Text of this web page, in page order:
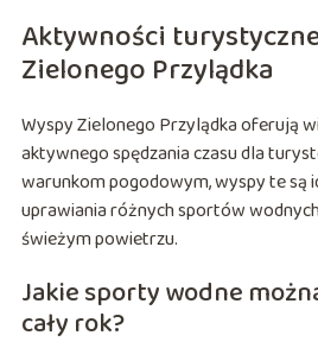
Aktywności
Zielonego Przylądka
Wyspy Zielonego Przylądka oferują
aktywnego spędzania czasu dla
warunkom pogodowym, wyspy te są
uprawiania różnych sportów
świeżym powietrzu.
Jakie sporty wodne
cały rok?